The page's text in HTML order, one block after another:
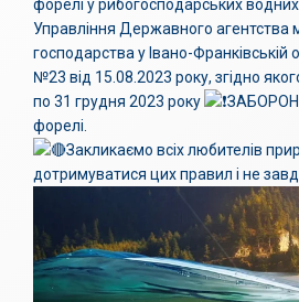
форелі у рибогосподарських водних
Управління Державного агентства
господарства у Івано-Франківській
№23 від 15.08.2023 року, згідно
по 31 грудня 2023 року
форелі.
Закликаємо всіх любителів
дотримуватися цих правил і не